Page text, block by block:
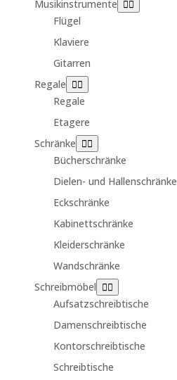
Musikinstrumente
Flügel
Klaviere
Gitarren
Regale
Regale
Etagere
Schränke
Bücherschränke
Dielen- und Hallenschränke
Eckschränke
Kabinettschränke
Kleiderschränke
Wandschränke
Schreibmöbel
Aufsatzschreibtische
Damenschreibtische
Kontorschreibtische
Schreibtische